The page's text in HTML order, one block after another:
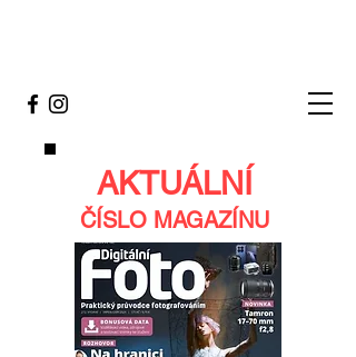
AKTUÁLNÍ
ČÍSLO MAGAZÍNU